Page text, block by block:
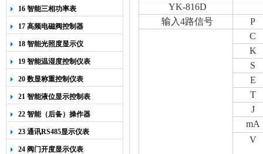
16 智能三相功率表
17 高频电磁阀控制器
18 智能光照度显示仪
19 智能温湿度控制仪表
20 数显称重控制仪表
21 智能液位显示控制表
22 智能（后备）操作器
23 通讯RS485显示仪表
24 阀门开度显示仪表
YK-816D
输入4路信号
P
C
K
S
E
T
J
mA
V